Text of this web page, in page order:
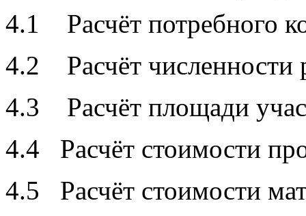
4.1 Расчёт потребного
4.2 Расчёт численности
4.3 Расчёт площади
4.4 Расчёт стоимости
4.5 Расчёт стоимости